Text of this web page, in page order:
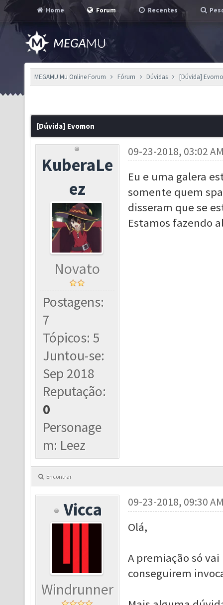
Home Forum Recentes
MEGAMU Mu Online Forum Fórum Dúvidas [Dúvida]
[Dúvida] Evomon
KuberaLe
ez
Novato
Postagens:
7
Tópicos: 5
Juntou-se:
Sep 2018
Reputação:
0
Personage
m: Leez
09-23-2018, 03:02
Eu e uma galera
somente quem
disseram que se
Estamos fazendo
Encontrar
Vicca
Windrunner
09-23-2018, 09:30
Olá,
A premiação só
conseguirem